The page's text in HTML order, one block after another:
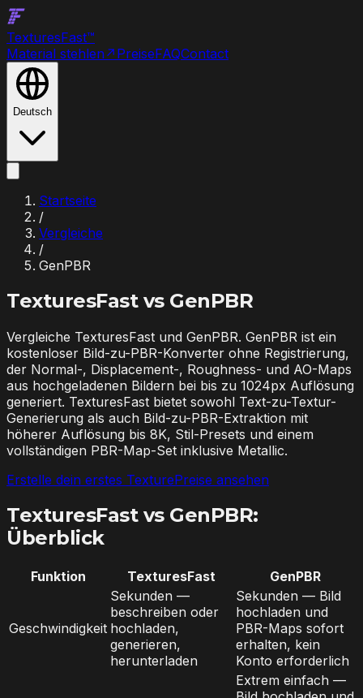
TexturesFast™
Material stehlen ↗ PreiseFAQContact
Deutsch
Startseite
/
Vergleiche
/
GenPBR
TexturesFast vs GenPBR
Vergleiche TexturesFast und GenPBR. GenPBR ist ein
kostenloser Bild-zu-PBR-Konverter ohne Registrierung,
der Normal-, Displacement-, Roughness- und AO-Maps
aus hochgeladenen Bildern bei bis zu 1024px Auflösung
generiert. TexturesFast bietet sowohl Text-zu-Textur-
Generierung als auch Bild-zu-PBR-Extraktion mit
höherer Auflösung bis 8K, Stil-Presets und einem
vollständigen PBR-Map-Set inklusive Metallic.
Erstelle dein erstes TexturePreise ansehen
TexturesFast vs GenPBR:
Überblick
Funktion TexturesFast GenPBR
Geschwindigkeit
Sekunden —
beschreiben oder
hochladen,
generieren,
herunterladen
Sekunden — Bild
hochladen und
PBR-Maps sofort
erhalten, kein
Konto erforderlich
Extrem einfach —